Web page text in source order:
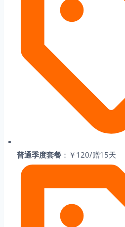
普通季度套餐 ：￥120/赠15天